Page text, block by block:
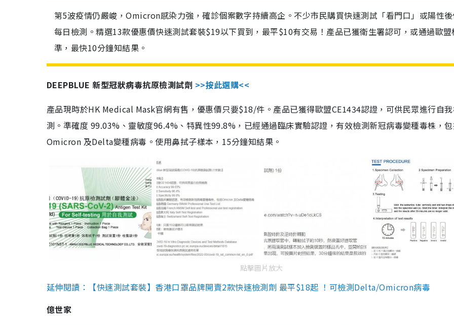
第5波疫情仍嚴峻，Omicron感染力強，確診個案數字持續高企。不少市民購買快速測試「看門口」或陽性
每日檢測。精選13款優惠價快速測試套裝$19以下買到，最平$10有交易！產品已獲衛生署認可，或通過歐盟
準，最快10分鐘知結果。
DEEPBLUE 新型冠狀病毒抗原檢測試劑 >>按此選購<<
產品現時於HK Medical Mask官網有售，優惠價只要$18/件。產品已獲得歐盟CE1434認證，可供民眾進行自
測。準確度 99.03%、靈敏度96.4%、特異性99.8%，已經通過臨床實驗認證，有效檢測新冠病毒變種毒株，
Omicron 及Delta變種病毒。使用鼻拭子樣本，15分鐘知結果。
點擊圖片放大
延伸閱讀：【快速測試套裝】香港口罩品牌開賣2款快速檢測劑 最平$18起 ！可檢測Delta/Omicron病毒
億世家